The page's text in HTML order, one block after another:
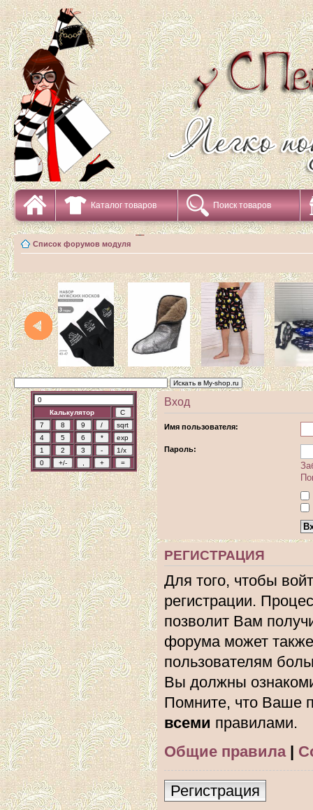
Каталог товаров Поиск товаров
Список форумов модуля
Калькулятор
Вход
Имя пользователя:
Пароль:
РЕГИСТРАЦИЯ
Для того, чтобы
регистрации.
позволит Вам
форума может
пользователям
Вы должны
Помните, что Ваше
всеми правилами.
Общие правила|
Регистрация